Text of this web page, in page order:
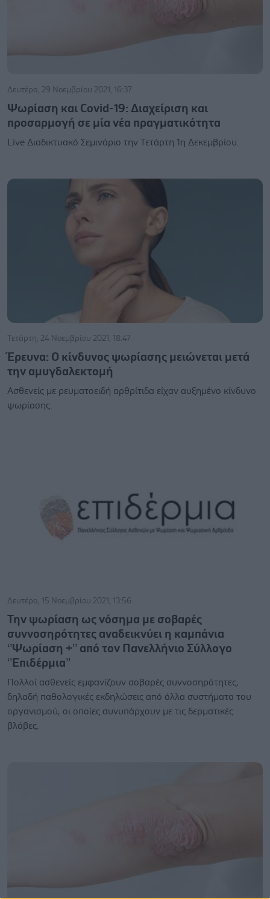
Δευτέρα, 29 Νοεμβρίου 2021, 16:37
Ψωρίαση και Covid-19: Διαχείριση και
προσαρμογή σε μία νέα πραγματικότητα
Live Διαδικτυακό Σεμινάριο την Τετάρτη 1η Δεκεμβρίου.
Τετάρτη, 24 Νοεμβρίου 2021, 18:47
Έρευνα: Ο κίνδυνος ψωρίασης μειώνεται μετά
την αμυγδαλεκτομή
Ασθενείς με ρευματοειδή αρθρίτιδα είχαν αυξημένο κίνδυνο
ψωρίασης.
Δευτέρα, 15 Νοεμβρίου 2021, 13:56
Την ψωρίαση ως νόσημα με σοβαρές
συννοσηρότητες αναδεικνύει η καμπάνια
‘’Ψωρίαση +’’ από τον Πανελλήνιο Σύλλογο
‘’Επιδέρμια’’
Πολλοί ασθενείς εμφανίζουν σοβαρές συννοσηρότητες,
δηλαδή παθολογικές εκδηλώσεις από άλλα συστήματα του
οργανισμού, οι οποίες συνυπάρχουν με τις δερματικές
βλάβες.